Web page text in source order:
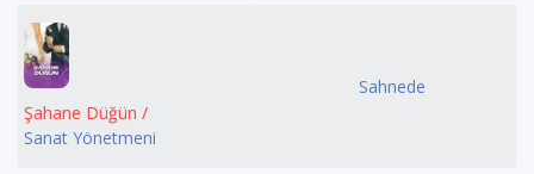
Şahane Düğün /
Sanat Yönetmeni
Sahnede